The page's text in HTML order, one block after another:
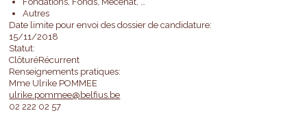
Autres
Date limite pour envoi des dossier de candidature:
15/11/2018
Statut:
ClôturéRécurrent
Renseignements pratiques:
Mme Ulrike POMMEE
ulrike.pommee@belfius.be
02 222 02 57